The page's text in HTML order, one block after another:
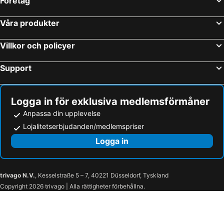
Su Cappeddu Agriturismo
Emozioni d'estate
Il Gabbiano
Baia Delle Palme Beach
Guspini Strandhotell
Sadali Strandhotell
Seulo Strandhotell
Iglesias Strandhotell
Selargius Strandhotell
Våra produkter
Villkor och policyer
Support
Logga in för exklusiva medlemsförmåner
Anpassa din upplevelse
Lojalitetserbjudanden/medlemspriser
Logga in
trivago N.V., Kesselstraße 5 – 7, 40221 Düsseldorf, Tyskland
Copyright 2026 trivago | Alla rättigheter förbehållna.